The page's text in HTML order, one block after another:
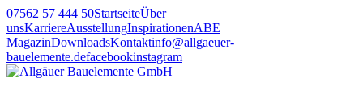
07562 57 444 50StartseiteÜber
unsKarriereAusstellungInspirationenABE
MagazinDownloadsKontaktinfo@allgaeuer-
bauelemente.defacebookinstagram